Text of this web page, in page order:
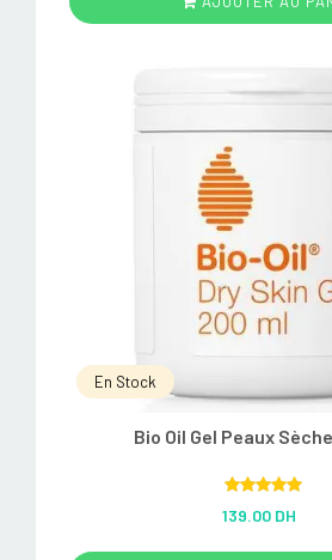
En Stock
Bio Oil Gel Peaux
out of 5
139.00 DH